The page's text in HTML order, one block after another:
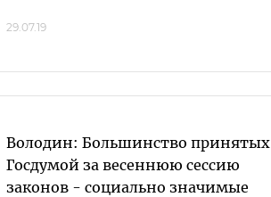
29.07.19
Володин: Большинство принятых
Госдумой за весеннюю сессию
законов - социально значимые